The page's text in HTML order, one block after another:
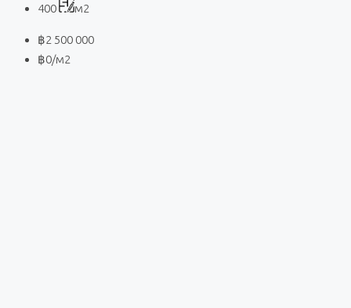
400
м2
฿2 500 000
฿0/м2